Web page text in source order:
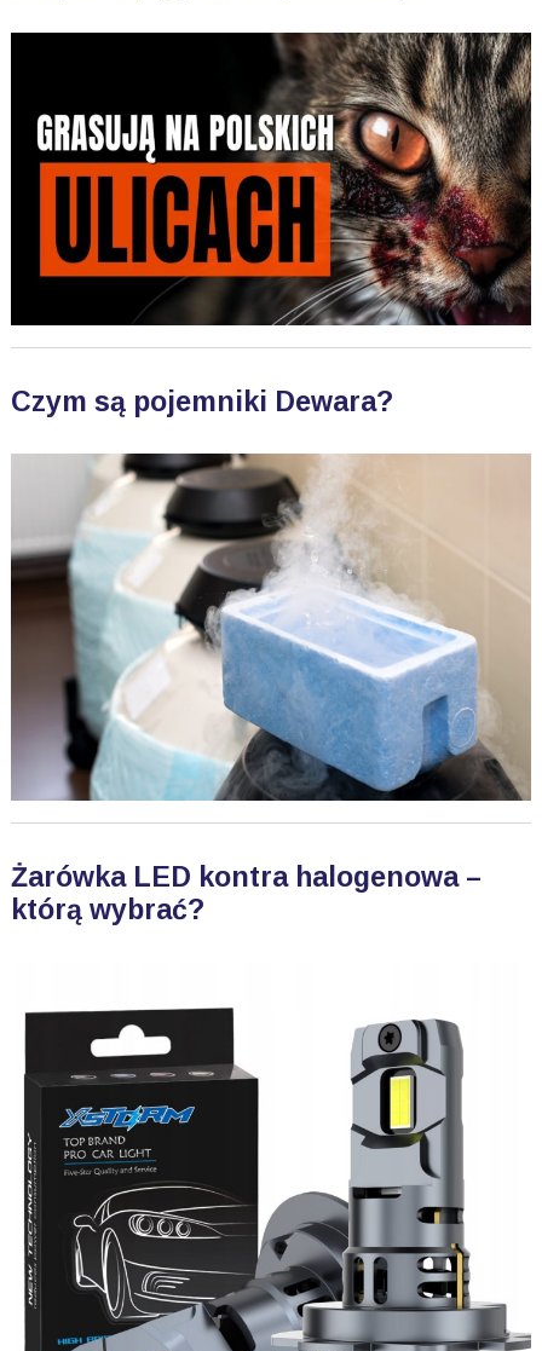
Czym są pojemniki Dewara?
Żarówka LED kontra halogenowa –
którą wybrać?